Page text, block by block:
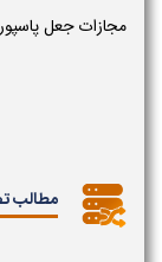
مجازات جعل
مطالب